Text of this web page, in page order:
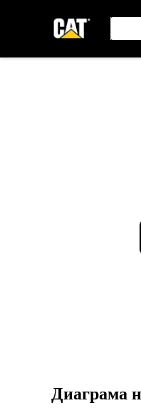
Диаграма